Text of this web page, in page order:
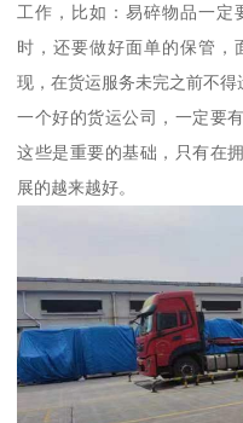
工作，比如：易碎物品一定
时，还要做好面单的保管
现，在货运服务未完之前不得
一个好的货运公司，一定要
这些是重要的基础，只有在
展的越来越好。